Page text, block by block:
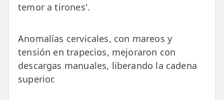
temor a tirones'.
Anomalías cervicales, con mareos y
tensión en trapecios, mejoraron con
descargas manuales, liberando la cadena
superior.